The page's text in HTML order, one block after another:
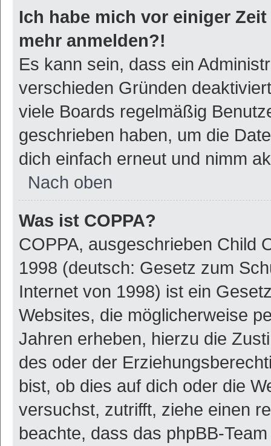
Ich habe mich vor einiger
mehr anmelden?!
Es kann sein, dass ein
verschieden Gründen
viele Boards regelmäßig
geschrieben haben, um die
dich einfach erneut und nimm
Nach oben
Was ist COPPA?
COPPA, ausgeschrieben Child
1998 (deutsch: Gesetz zum
Internet von 1998) ist ein
Websites, die möglicherweise
Jahren erheben, hierzu die
des oder der
bist, ob dies auf dich oder die
versuchst, zutrifft, ziehe einen
beachte, dass das phpBB-